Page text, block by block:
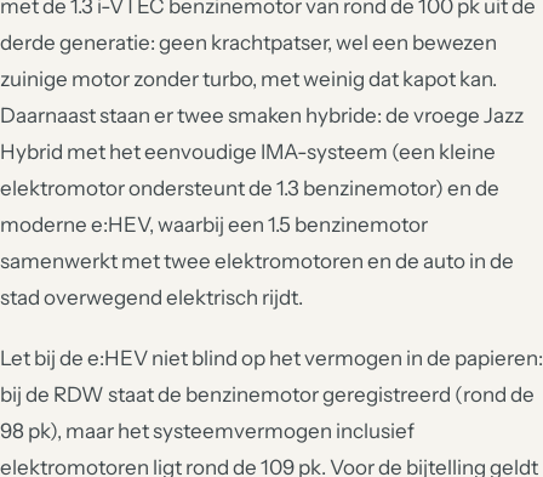
met de 1.3 i-VTEC benzinemotor van rond de 100 pk uit de
derde generatie: geen krachtpatser, wel een bewezen
zuinige motor zonder turbo, met weinig dat kapot kan.
Daarnaast staan er twee smaken hybride: de vroege Jazz
Hybrid met het eenvoudige IMA-systeem (een kleine
elektromotor ondersteunt de 1.3 benzinemotor) en de
moderne e:HEV, waarbij een 1.5 benzinemotor
samenwerkt met twee elektromotoren en de auto in de
stad overwegend elektrisch rijdt.
Let bij de e:HEV niet blind op het vermogen in de papieren:
bij de RDW staat de benzinemotor geregistreerd (rond de
98 pk), maar het systeemvermogen inclusief
elektromotoren ligt rond de 109 pk. Voor de bijtelling geldt